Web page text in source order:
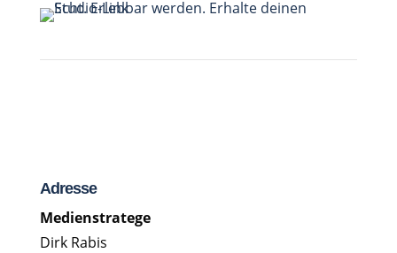
Adresse
Medienstratege
Dirk Rabis